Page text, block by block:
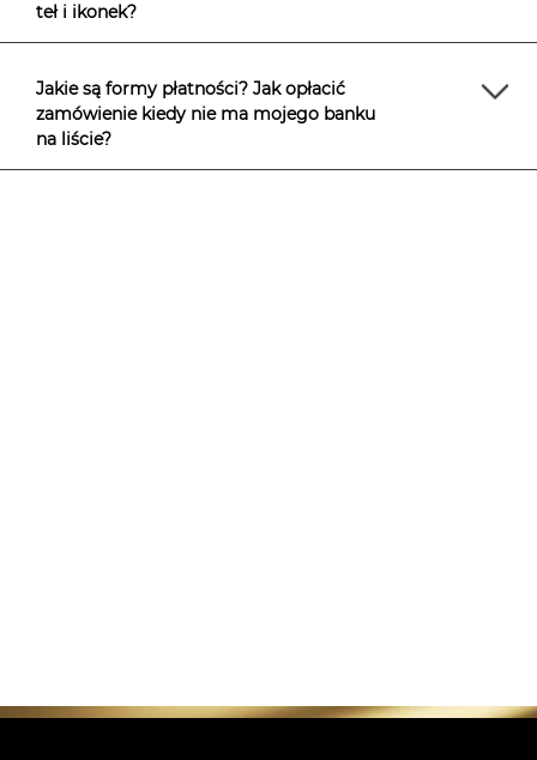
teł i ikonek?
Jakie są formy płatności? Jak opłacić
zamówienie kiedy nie ma mojego banku
na liście?